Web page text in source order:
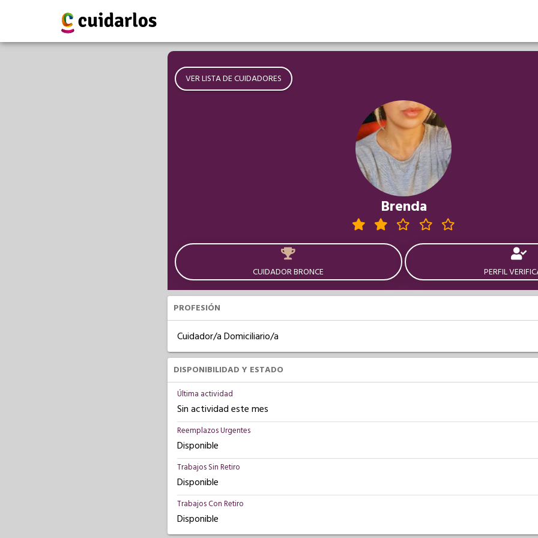
VER LISTA DE CUIDADORES
Brenda
CUIDADOR BRONCE PERFIL
PROFESIÓN
Cuidador/a Domiciliario/a
DISPONIBILIDAD Y ESTADO
Última actividad
Sin actividad este mes
Reemplazos Urgentes
Disponible
Trabajos Sin Retiro
Disponible
Trabajos Con Retiro
Disponible